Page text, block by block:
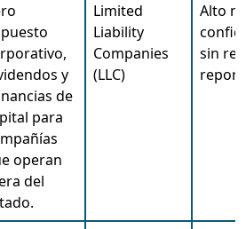
y
de
para
operan
del
Limited
Liability
Companies
(LLC)
Alto
sin